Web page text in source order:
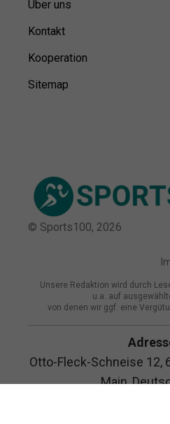
Über uns
Kontakt
Kooperation
Sitemap
© Sports100, 2026
Unsere Redaktion wird durch
u.a. auf
von denen wir ggf. eine
Otto-Fleck-Schneise 12,
Main,